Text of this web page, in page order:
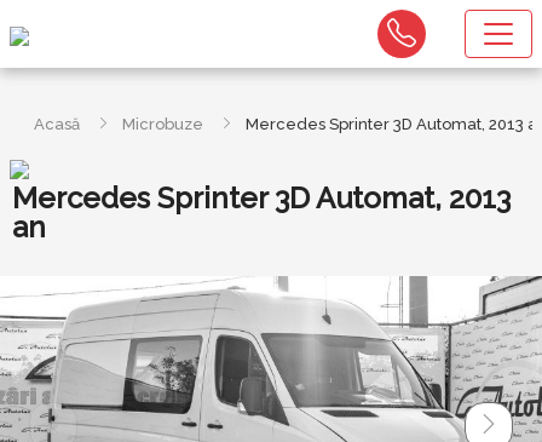
Acasă Microbuze Mercedes Sprinter 3D Automat, 2013
Mercedes Sprinter 3D Automat, 2013
an